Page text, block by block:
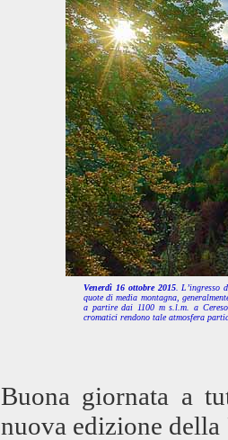
Venerdì 16 ottobre 2015. L’ingresso
quote di media montagna,
a partire dai 1100 m s.l.m. a
cromatici rendono tale atmosfera
Buona giornata a
nuova edizione